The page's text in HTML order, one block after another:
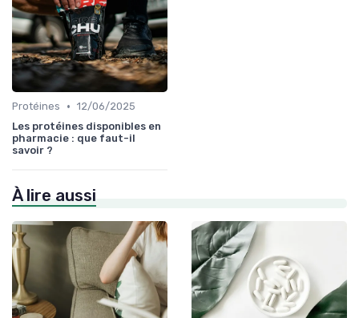
Protéines • 12/06/2025
Les protéines disponibles en
pharmacie : que faut-il
savoir ?
À lire aussi